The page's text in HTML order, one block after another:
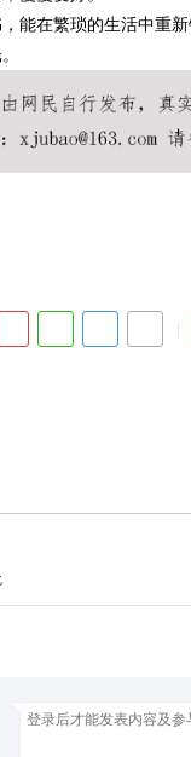
能在繁琐的生活中重